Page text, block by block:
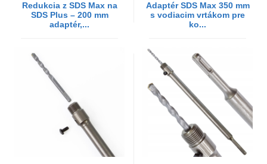
Redukcia z SDS Max na
SDS Plus – 200 mm
adaptér,...
Adaptér SDS Max 350 mm
s vodiacim vrtákom pre
ko...